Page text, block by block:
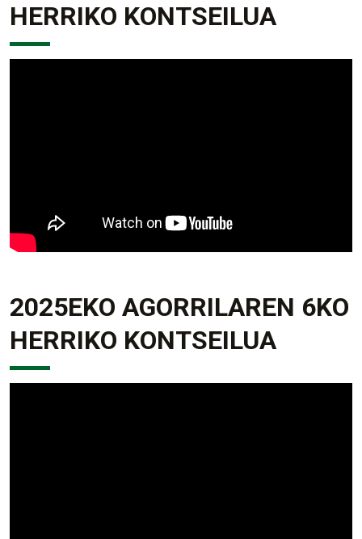
HERRIKO KONTSEILUA
2025EKO AGORRILAREN 6KO
HERRIKO KONTSEILUA